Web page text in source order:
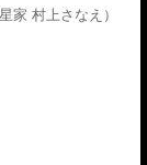
家 村上さなえ）